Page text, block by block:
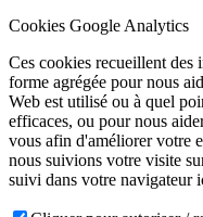
Cookies Google Analytics
Ces cookies recueillent des
forme agrégée pour nous
Web est utilisé ou à quel
efficaces, ou pour nous
vous afin d'améliorer votre
nous suivions votre visite
suivi dans votre navigateur